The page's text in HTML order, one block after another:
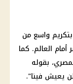
واسع من
أمام العالم. كما
، بقوله
يعيش فينا".